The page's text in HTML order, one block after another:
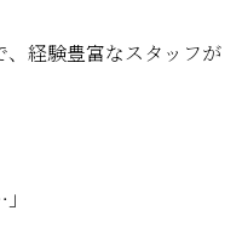
経験豊富なスタッフが